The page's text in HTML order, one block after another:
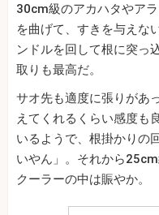
30cm級のアカハタやア
を曲げて、すきを与えな
ンドルを回して根に突っ
取りも最高だ。
サオ先も適度に張りがあ
えてくれるくらい感度も
いるようで、根掛かりの
いやん」。それから
クーラーの中は賑やか。